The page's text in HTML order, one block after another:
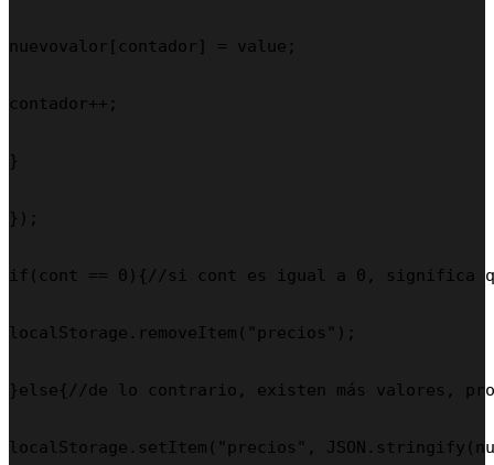
nuevovalor[contador] = value;
contador++;
}
});
if(cont == 0){//si cont es igual a 0, significa que
localStorage.removeItem("precios");
}else{//de lo contrario, existen más valores, pro
localStorage.setItem("precios",